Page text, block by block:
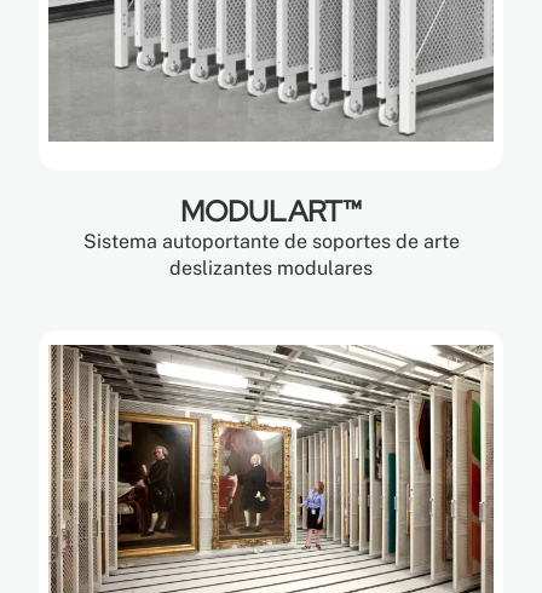
MODULART™
Sistema autoportante de soportes de arte
deslizantes modulares